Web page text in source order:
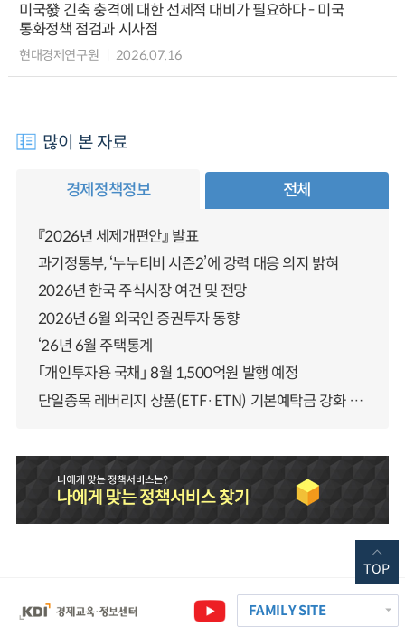
미국發 긴축 충격에 대한 선제적 대비가 필요하다 - 미국
통화정책 점검과 시사점
현대경제연구원 2026.07.16
많이 본 자료
경제정책정보 전체
『2026년 세제개편안』 발표
과기정통부, ‘누누티비 시즌2’에 강력 대응 의지 밝혀
2026년 한국 주식시장 여건 및 전망
2026년 6월 외국인 증권투자 동향
‘26년 6월 주택통계
「개인투자용 국채」 8월 1,500억원 발행 예정
단일종목 레버리지 상품(ETF·ETN) 기본예탁금 강화 조기시행 방안 안내
FAMILY SITE
TOP